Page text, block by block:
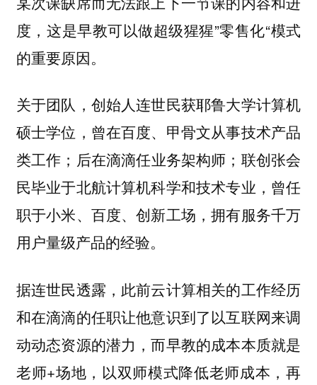
度，这是早教可以做超级猩猩”零售化“模式
的重要原因。
关于团队，创始人连世民获耶鲁大学计算机
硕士学位，曾在百度、甲骨文从事技术产品
类工作；后在滴滴任业务架构师；联创张会
民毕业于北航计算机科学和技术专业，曾任
职于小米、百度、创新工场，拥有服务千万
用户量级产品的经验。
据连世民透露，此前云计算相关的工作经历
和在滴滴的任职让他意识到了以互联网来调
动动态资源的潜力，而早教的成本本质就是
老师+场地，以双师模式降低老师成本，再